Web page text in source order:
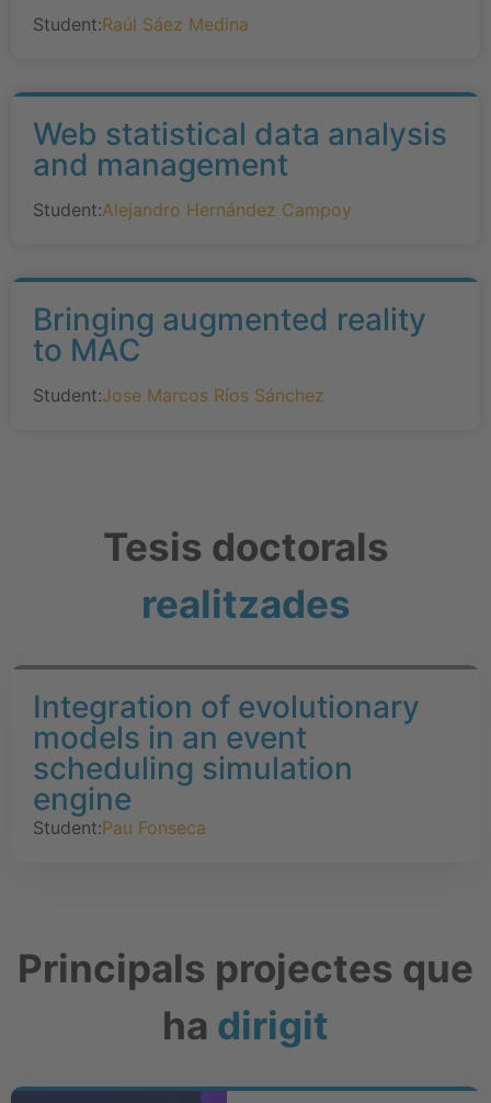
Student:Raúl Sáez Medina
Web statistical data analysis
and management
Student:Alejandro Hernández Campoy
Bringing augmented reality
to MAC
Student:Jose Marcos Ríos Sánchez
Tesis doctorals
realitzades
Integration of evolutionary
models in an event
scheduling simulation
engine
Student:Pau Fonseca
Principals projectes que
ha dirigit